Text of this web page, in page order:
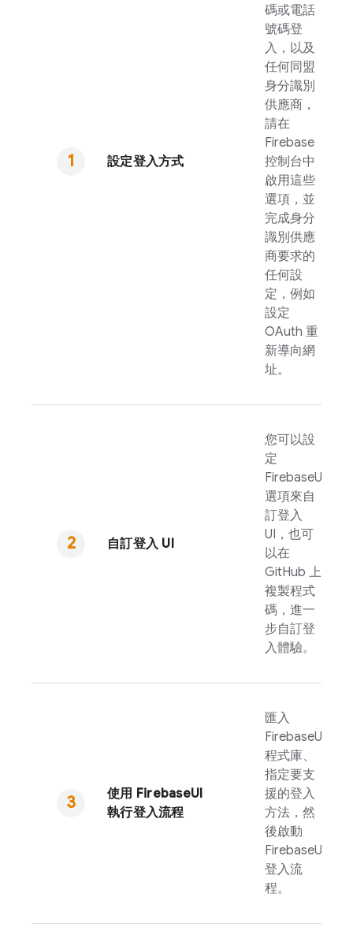
設定登入方式
碼或電話
號碼登
入，以及
任何同盟
身分識別
供應商，
請在
Firebase
控制台中
啟用這些
選項，並
完成身分
識別供應
商要求的
任何設
定，例如
設定
OAuth 重
新導向網
址。
自訂登入 UI
您可以設
定
FirebaseUI
選項來自
訂登入
UI，也可
以在
GitHub 上
複製程式
碼，進一
步自訂登
入體驗。
使用 FirebaseUI
執行登入流程
匯入
FirebaseUI
程式庫、
指定要支
援的登入
方法，然
後啟動
FirebaseUI
登入流
程。